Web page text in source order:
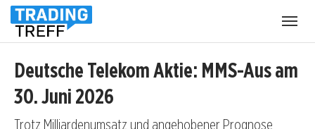
Deutsche Telekom Aktie: MMS-Aus am
30. Juni 2026
Trotz Milliardenumsatz und angehobener Prognose